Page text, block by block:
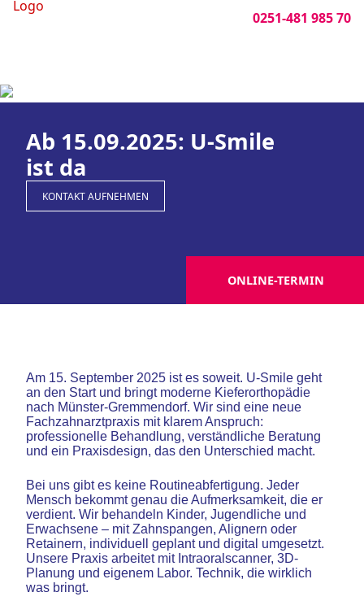
0251-481 985 70
Ab 15.09.2025: U-Smile
ist da
KONTAKT AUFNEHMEN
ONLINE-TERMIN
Am 15. September 2025 ist es soweit. U-Smile geht
an den Start und bringt moderne Kieferorthopädie
nach Münster-Gremmendorf. Wir sind eine neue
Fachzahnarztpraxis mit klarem Anspruch:
professionelle Behandlung, verständliche Beratung
und ein Praxisdesign, das den Unterschied macht.
Bei uns gibt es keine Routineabfertigung. Jeder
Mensch bekommt genau die Aufmerksamkeit, die er
verdient. Wir behandeln Kinder, Jugendliche und
Erwachsene – mit Zahnspangen, Alignern oder
Retainern, individuell geplant und digital umgesetzt.
Unsere Praxis arbeitet mit Intraoralscanner, 3D-
Planung und eigenem Labor. Technik, die wirklich
was bringt.